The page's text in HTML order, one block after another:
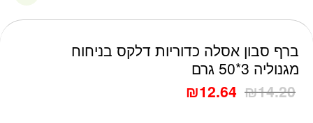
ברף סבון אסלה כדוריות דלקס בניחוח
מגנוליה 3*50 גרם
₪14.20
₪12.64
כמות ברף סבון אסלה כדוריות דלקס בניחוח מגנוליה 3*50 גרם